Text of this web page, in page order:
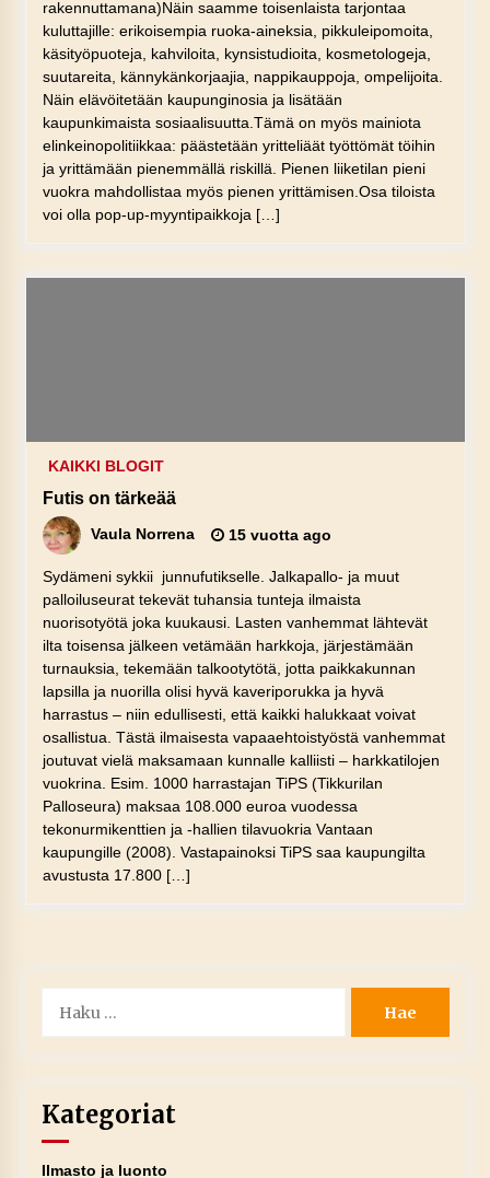
rakennuttamana)Näin saamme toisenlaista tarjontaa
kuluttajille: erikoisempia ruoka-aineksia, pikkuleipomoita,
käsityöpuoteja, kahviloita, kynsistudioita, kosmetologeja,
suutareita, kännykänkorjaajia, nappikauppoja, ompelijoita.
Näin elävöitetään kaupunginosia ja lisätään
kaupunkimaista sosiaalisuutta.Tämä on myös mainiota
elinkeinopolitiikkaa: päästetään yritteliäät työttömät töihin
ja yrittämään pienemmällä riskillä. Pienen liiketilan pieni
vuokra mahdollistaa myös pienen yrittämisen.Osa tiloista
voi olla pop-up-myyntipaikkoja […]
KAIKKI BLOGIT
Futis on tärkeää
Vaula Norrena 15 vuotta ago
Sydämeni sykkii junnufutikselle. Jalkapallo- ja muut
palloiluseurat tekevät tuhansia tunteja ilmaista
nuorisotyötä joka kuukausi. Lasten vanhemmat lähtevät
ilta toisensa jälkeen vetämään harkkoja, järjestämään
turnauksia, tekemään talkootytötä, jotta paikkakunnan
lapsilla ja nuorilla olisi hyvä kaveriporukka ja hyvä
harrastus – niin edullisesti, että kaikki halukkaat voivat
osallistua. Tästä ilmaisesta vapaaehtoistyöstä vanhemmat
joutuvat vielä maksamaan kunnalle kalliisti – harkkatilojen
vuokrina. Esim. 1000 harrastajan TiPS (Tikkurilan
Palloseura) maksaa 108.000 euroa vuodessa
tekonurmikenttien ja -hallien tilavuokria Vantaan
kaupungille (2008). Vastapainoksi TiPS saa kaupungilta
avustusta 17.800 […]
Kategoriat
Ilmasto ja luonto